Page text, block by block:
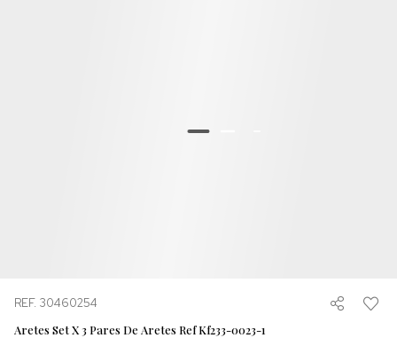
REF. 30460254
Aretes Set X 3 Pares De Aretes Ref Kf233-0023-1